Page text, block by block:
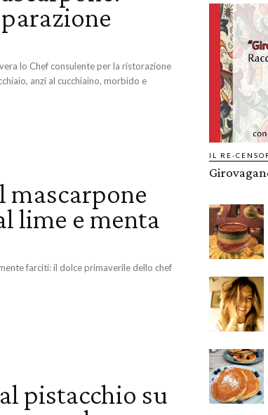
lo Chef consulente per la ristorazione
anzi al cucchiaino, morbido e
mascarpone
lime e menta
farciti: il dolce primaverile dello chef
pistacchio su
IL RE-